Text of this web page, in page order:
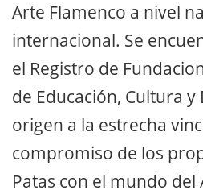
Arte Flamenco a nivel
internacional. Se
el Registro de
de Educación, Cultura
origen a la estrecha
compromiso de los
Patas con el mundo del